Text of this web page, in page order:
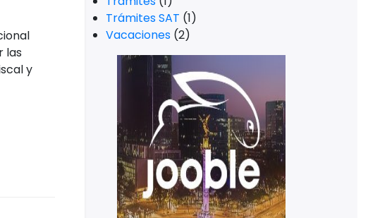
las
y
Trámites SAT (1)
Vacaciones (2)